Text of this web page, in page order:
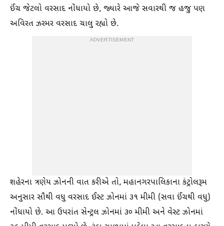
ઈંચ જેટલો વરસાદ નોંધાયો છે, જ્યારે આજે સવારથી જ હજુ પણ
અવિરત ઝરમર વરસાદ ચાલુ રહ્યો છે.
ADVERTISEMENT
શહેરના ત્રણેય ઝોનની વાત કરીએ તો, મહાનગરપાલિકાના કંટ્રોલરૂમ
અનુસાર સૌથી વધુ વરસાદ ઈસ્ટ ઝોનમાં ૩૧ મીમી (સવા ઈંચથી વધુ)
નોંધાયો છે. આ ઉપરાંત સેન્ટ્રલ ઝોનમાં ૩૦ મીમી અને વેસ્ટ ઝોનમાં